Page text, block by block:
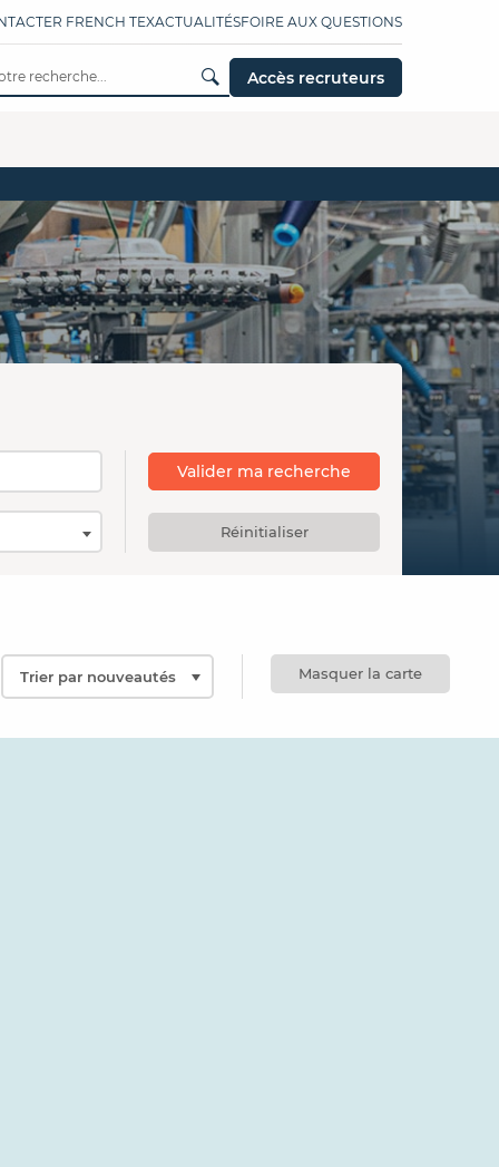
FRENCH TEXACTUALITÉSFOIRE AUX QUESTIONS
Accès recruteurs
Valider ma recherche
Réinitialiser
Masquer la carte